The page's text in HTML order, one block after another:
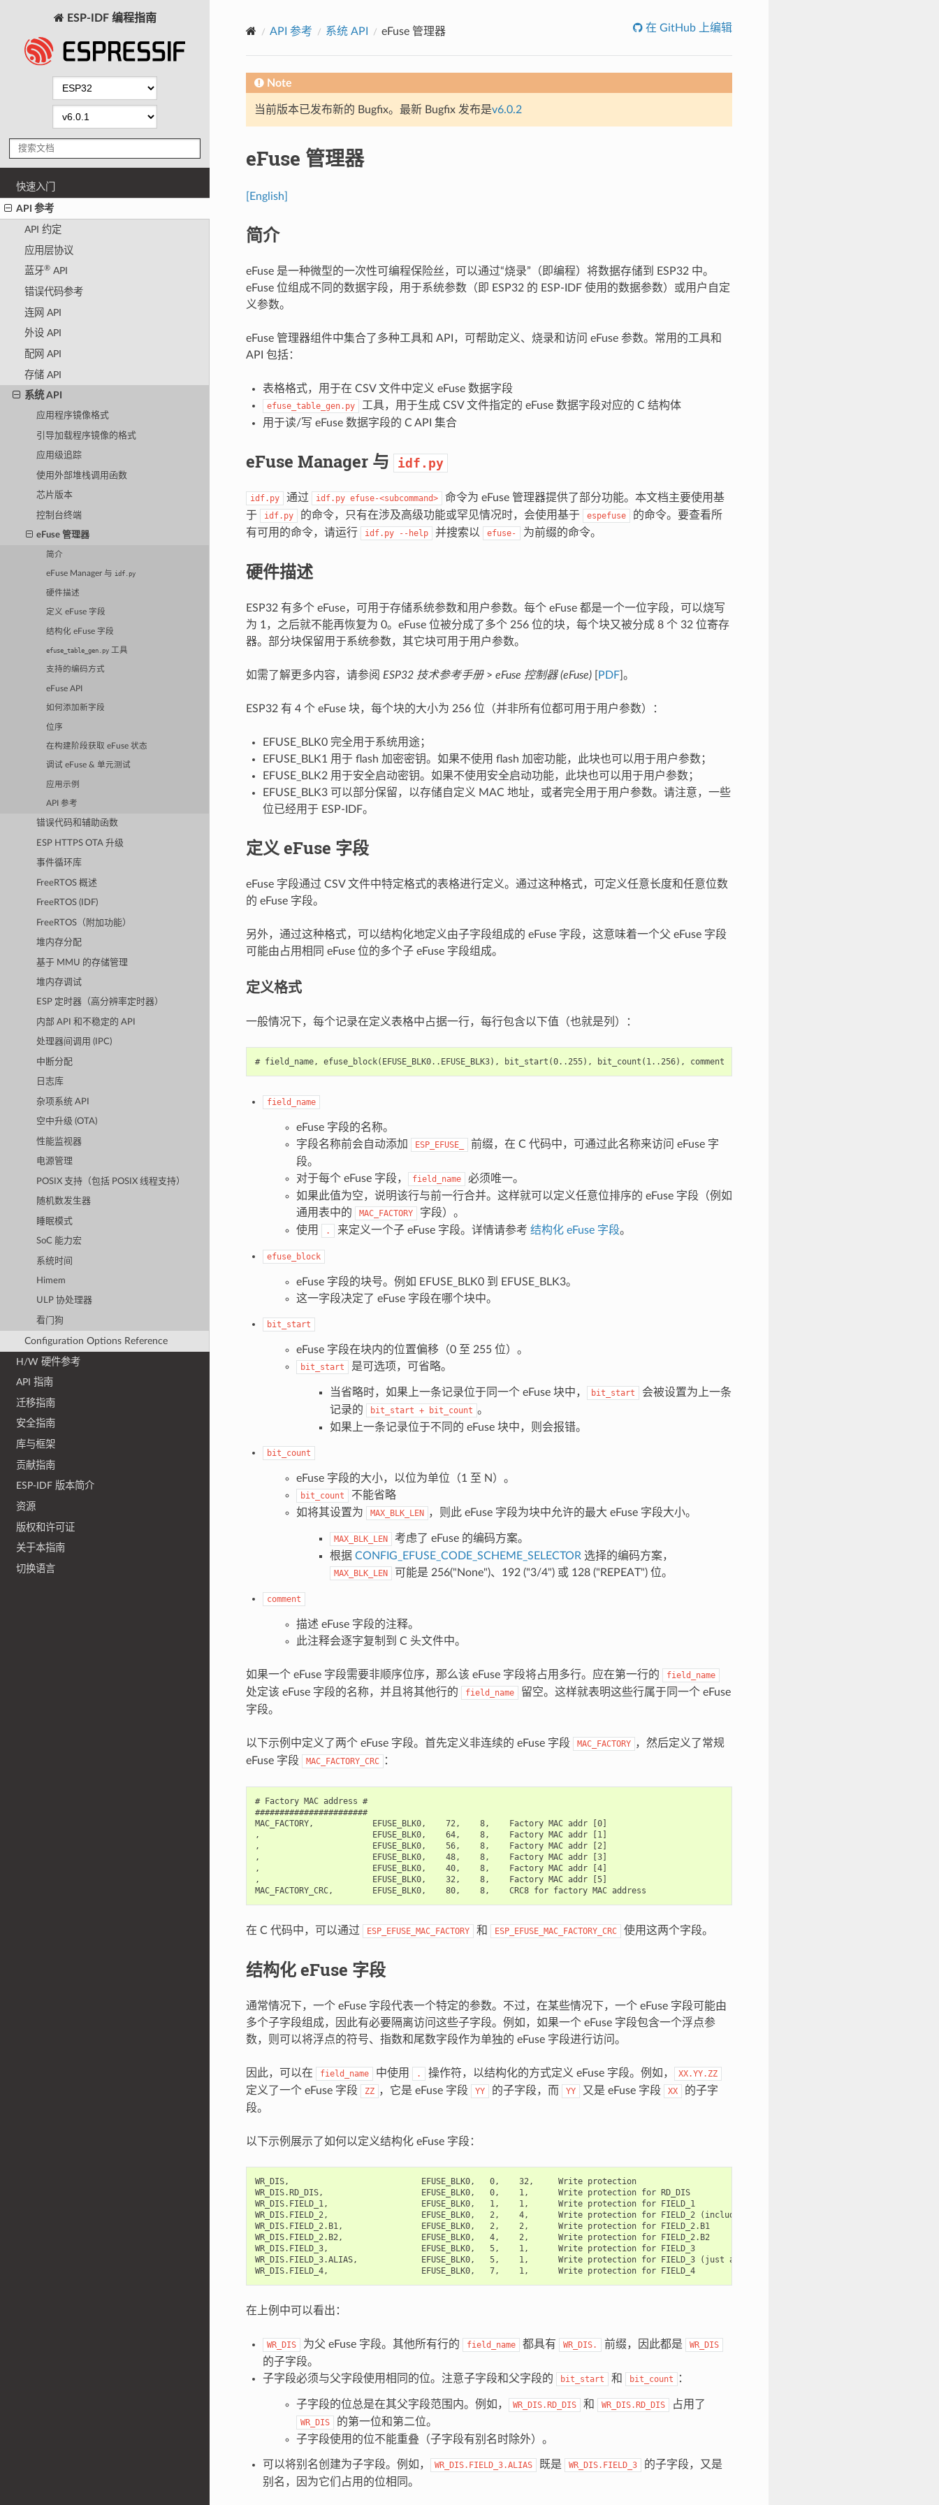
ESP-IDF 编程指南
快速入门
API 参考
API 约定
应用层协议
蓝牙®API
错误代码参考
连网 API
外设 API
配网 API
存储 API
系统 API
应用程序镜像格式
引导加载程序镜像的格式
应用级追踪
使用外部堆栈调用函数
芯片版本
控制台终端
eFuse 管理器
简介
eFuse Manager 与idf.py
硬件描述
定义 eFuse 字段
结构化 eFuse 字段
efuse_table_gen.py 工具
支持的编码方式
eFuse API
如何添加新字段
位序
在构建阶段获取 eFuse 状态
调试 eFuse & 单元测试
应用示例
API 参考
错误代码和辅助函数
ESP HTTPS OTA 升级
事件循环库
FreeRTOS 概述
FreeRTOS (IDF)
FreeRTOS（附加功能）
堆内存分配
基于 MMU 的存储管理
堆内存调试
ESP 定时器（高分辨率定时器）
内部 API 和不稳定的 API
处理器间调用 (IPC)
中断分配
日志库
杂项系统 API
空中升级 (OTA)
性能监视器
电源管理
POSIX 支持（包括 POSIX 线程支持）
随机数发生器
睡眠模式
SoC 能力宏
系统时间
Himem
ULP 协处理器
看门狗
Configuration Options Reference
H/W 硬件参考
API 指南
迁移指南
安全指南
库与框架
贡献指南
ESP-IDF 版本简介
资源
版权和许可证
关于本指南
切换语言
API 参考 系统 API eFuse 管理器 在 GitHub 上编辑
Note
当前版本已发布新的 Bugfix。最新 Bugfix 发布是v6.0.2
eFuse 管理器
[English]
简介
eFuse 是一种微型的一次性可编程保险丝，可以通过“烧录”（即编程）将数据存储到 ESP32 中。
eFuse 位组成不同的数据字段，用于系统参数（即 ESP32 的 ESP-IDF 使用的数据参数）或用户自定
义参数。
eFuse 管理器组件中集合了多种工具和 API，可帮助定义、烧录和访问 eFuse 参数。常用的工具和
API 包括：
表格格式，用于在 CSV 文件中定义 eFuse 数据字段
efuse_table_gen.py
工具，用于生成 CSV 文件指定的 eFuse 数据字段对应的 C 结构体
用于读/写 eFuse 数据字段的 C API 集合
eFuse Manager 与 idf.py
idf.py 通过 idf.py efuse-<subcommand>
命令为 eFuse 管理器提供了部分功能。本文档主要使用基
于
idf.py 的命令，只有在涉及高级功能或罕见情况时，会使用基于 espefuse
的命令。要查看所
有可用的命令，请运行
idf.py --help 并搜索以 efuse- 为前缀的命令。
硬件描述
ESP32 有多个 eFuse，可用于存储系统参数和用户参数。每个 eFuse 都是一个一位字段，可以烧写
为 1，之后就不能再恢复为 0。eFuse 位被分成了多个 256 位的块，每个块又被分成 8 个 32 位寄存
器。部分块保留用于系统参数，其它块可用于用户参数。
如需了解更多内容，请参阅 ESP32 技术参考手册> eFuse 控制器 (eFuse)[ PDF]。
ESP32 有 4 个 eFuse 块，每个块的大小为 256 位（并非所有位都可用于用户参数）：
EFUSE_BLK0 完全用于系统用途；
EFUSE_BLK1 用于 flash 加密密钥。如果不使用 flash 加密功能，此块也可以用于用户参数；
EFUSE_BLK2 用于安全启动密钥。如果不使用安全启动功能，此块也可以用于用户参数；
EFUSE_BLK3 可以部分保留，以存储自定义 MAC 地址，或者完全用于用户参数。请注意，一些
位已经用于 ESP-IDF。
定义 eFuse 字段
eFuse 字段通过 CSV 文件中特定格式的表格进行定义。通过这种格式，可定义任意长度和任意位数
的 eFuse 字段。
另外，通过这种格式，可以结构化地定义由子字段组成的 eFuse 字段，这意味着一个父 eFuse 字段
可能由占用相同 eFuse 位的多个子 eFuse 字段组成。
定义格式
一般情况下，每个记录在定义表格中占据一行，每行包含以下值（也就是列）：
field_name
eFuse 字段的名称。
字段名称前会自动添加
ESP_EFUSE_
前缀，在 C 代码中，可通过此名称来访问 eFuse 字
段。
对于每个 eFuse 字段，
field_name
必须唯一。
如果此值为空，说明该行与前一行合并。这样就可以定义任意位排序的 eFuse 字段（例如
通用表中的
MAC_FACTORY
字段）。
使用
. 来定义一个子 eFuse 字段。详情请参考 结构化 eFuse 字段。
efuse_block
eFuse 字段的块号。例如 EFUSE_BLK0 到 EFUSE_BLK3。
这一字段决定了 eFuse 字段在哪个块中。
bit_start
eFuse 字段在块内的位置偏移（0 至 255 位）。
bit_start 是可选项，可省略。
当省略时，如果上一条记录位于同一个 eFuse 块中， bit_start
会被设置为上一条
记录的
bit_start + bit_count 。
如果上一条记录位于不同的 eFuse 块中，则会报错。
bit_count
eFuse 字段的大小，以位为单位（1 至 N）。
bit_count
不能省略
如将其设置为
MAX_BLK_LEN ，则此 eFuse 字段为块中允许的最大 eFuse 字段大小。
MAX_BLK_LEN
考虑了 eFuse 的编码方案。
根据 CONFIG_EFUSE_CODE_SCHEME_SELECTOR 选择的编码方案，
MAX_BLK_LEN 可能是 256("None")、192 ("3/4") 或 128 ("REPEAT") 位。
comment
描述 eFuse 字段的注释。
此注释会逐字复制到 C 头文件中。
如果一个 eFuse 字段需要非顺序位序，那么该 eFuse 字段将占用多行。应在第一行的 field_name
处定该 eFuse 字段的名称，并且将其他行的 field_name
留空。这样就表明这些行属于同一个 eFuse
字段。
以下示例中定义了两个 eFuse 字段。首先定义非连续的 eFuse 字段 MAC_FACTORY ，然后定义了常规
eFuse 字段
MAC_FACTORY_CRC ：
# Factory MAC address #
#######################
MAC_FACTORY,            EFUSE_BLK0,    72,    8,    Factory MAC addr [0]
,                       EFUSE_BLK0,    64,    8,    Factory MAC addr [1]
,                       EFUSE_BLK0,    56,    8,    Factory MAC addr [2]
,                       EFUSE_BLK0,    48,    8,    Factory MAC addr [3]
,                       EFUSE_BLK0,    40,    8,    Factory MAC addr [4]
,                       EFUSE_BLK0,    32,    8,    Factory MAC addr [5]
在 C 代码中，可以通过 ESP_EFUSE_MAC_FACTORY 和 ESP_EFUSE_MAC_FACTORY_CRC 使用这两个字段。
结构化 eFuse 字段
通常情况下，一个 eFuse 字段代表一个特定的参数。不过，在某些情况下，一个 eFuse 字段可能由
多个子字段组成，因此有必要隔离访问这些子字段。例如，如果一个 eFuse 字段包含一个浮点参
数，则可以将浮点的符号、指数和尾数字段作为单独的 eFuse 字段进行访问。
因此，可以在 field_name 中使用 . 操作符，以结构化的方式定义 eFuse 字段。例如， XX.YY.ZZ
定义了一个 eFuse 字段 ZZ ，它是 eFuse 字段 YY 的子字段，而 YY 又是 eFuse 字段 XX
的子字
段。
以下示例展示了如何以定义结构化 eFuse 字段：
WR_DIS,                           EFUSE_BLK0,   0,    32,     Write protection
WR_DIS.RD_DIS,                    EFUSE_BLK0,   0,    1,      Write protection for RD_DIS
WR_DIS.FIELD_1,                   EFUSE_BLK0,   1,    1,      Write protection for FIELD_1
WR_DIS.FIELD_2,                   EFUSE_BLK0,   2,    4,      Write protection for FIELD_2 (includes B1 and B2)
WR_DIS.FIELD_2.B1,                EFUSE_BLK0,   2,    2,      Write protection for FIELD_2.B1
WR_DIS.FIELD_2.B2,                EFUSE_BLK0,   4,    2,      Write protection for FIELD_2.B2
WR_DIS.FIELD_3,                   EFUSE_BLK0,   5,    1,      Write protection for FIELD_3
WR_DIS.FIELD_3.ALIAS,             EFUSE_BLK0,   5,    1,      Write protection for FIELD_3 (just a alias for WR_DIS.FIELD_3)
WR_DIS.FIELD_4,                   EFUSE_BLK0,   7,    1,      Write protection for FIELD_4
在上例中可以看出：
WR_DIS 为父 eFuse 字段。其他所有行的 field_name 都具有 WR_DIS. 前缀，因此都是 WR_DIS
的子字段。
子字段必须与父字段使用相同的位。注意子字段和父字段的
bit_start 和 bit_count ：
子字段的位总是在其父字段范围内。例如， WR_DIS.RD_DIS 和 WR_DIS.RD_DIS 占用了
WR_DIS
的第一位和第二位。
子字段使用的位不能重叠（子字段有别名时除外）。
可以将别名创建为子字段。例如， WR_DIS.FIELD_3.ALIAS 既是 WR_DIS.FIELD_3
的子字段，又是
别名，因为它们占用的位相同。